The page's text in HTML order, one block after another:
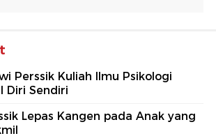
Perssik Kuliah Ilmu Psikologi
Diri Sendiri
Lepas Kangen pada Anak yang